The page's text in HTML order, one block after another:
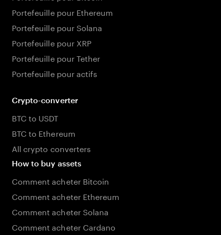
Portefeuille pour Ethereum
Portefeuille pour Solana
Portefeuille pour XRP
Portefeuille pour Tether
Portefeuille pour actifs
Crypto-converter
BTC to USDT
BTC to Ethereum
All crypto converters
How to buy assets
Comment acheter Bitcoin
Comment acheter Ethereum
Comment acheter Solana
Comment acheter Cardano